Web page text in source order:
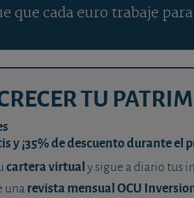
que cada euro trabaje
TU
y ¡35% de descuento durante el
cartera virtualy sigue a diario tus
unarevista mensual OCU